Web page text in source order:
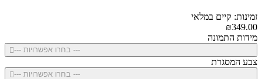
זמינות: קיים במלאי
₪349.00
מידות התמונה
--- בחרו אפשרויות ---
צבע המסגרת
--- בחרו אפשרויות ---